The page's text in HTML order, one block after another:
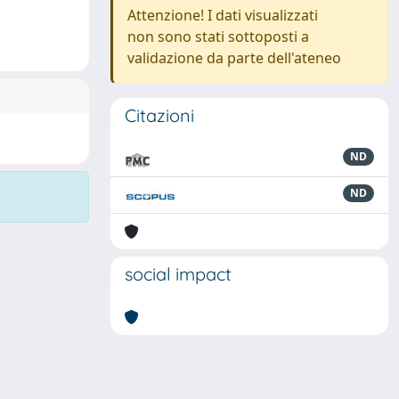
Attenzione! I dati visualizzati
non sono stati sottoposti a
validazione da parte dell'ateneo
Citazioni
ND
ND
social impact